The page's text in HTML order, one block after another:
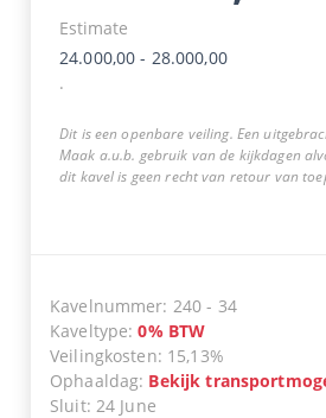
Estimate
24.000,00 - 28.000,00
.
Dit is een openbare veiling. Een
Maak a.u.b. gebruik van de kijkdagen
dit kavel is geen recht van retour van
Kavelnummer: 240 - 34
Kaveltype:0% BTW
Veilingkosten: 15,13%
Ophaaldag: Bekijk
Sluit: 24 June